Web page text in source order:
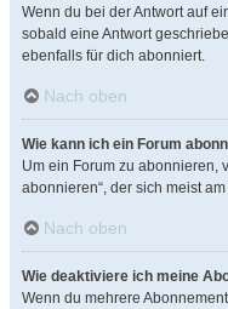
Wenn du bei der Antwort auf
sobald eine Antwort
ebenfalls für dich abonniert.
Nach oben
Wie kann ich ein Forum
Um ein Forum zu abonnieren,
abonnieren“, der sich meist
Nach oben
Wie deaktiviere ich meine
Wenn du mehrere